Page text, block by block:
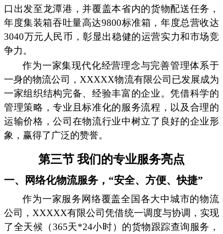
口出发至龙潭港，并覆盖本省内的货物配送任务，
年度集装箱吞吐量高达9800标准箱，年度总营收达
3040万元人民币，彰显出稳健的运营实力和市场竞
争力。
作为一家集现代化经营理念与完善管理体系于
一身的物流公司，XXXXX物流有限公司已发展成为
一家组织结构完备、经验丰富的企业。凭借科学的
管理策略，专业且标准化的服务流程，以及合理的
运输价格，公司在物流行业中树立了良好的企业形
象，赢得了广泛的赞誉。
第三节 我们的专业服务亮点
一、网络化物流服务，“安全、方便、快捷”
作为一家服务网络覆盖全国各大中城市的物流
公司，XXXXX有限公司凭借统一调度与协调，实现
了全天候（365天*24小时）的货物跟踪查询服务，